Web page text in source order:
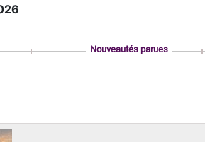
Nouveautés parues